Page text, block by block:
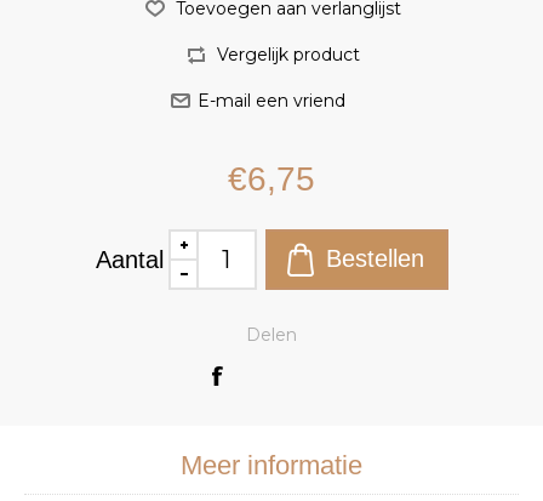
€6,75
Aantal
Delen
Meer informatie